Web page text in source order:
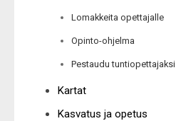
Lomakkeita opettajalle
Opinto-ohjelma
Pestaudu tuntiopettajaksi
Kartat
Kasvatus ja opetus